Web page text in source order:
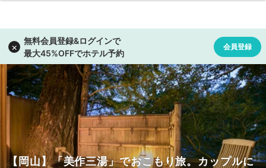
【岡山】「美作三湯」でおこもり旅。カップルに